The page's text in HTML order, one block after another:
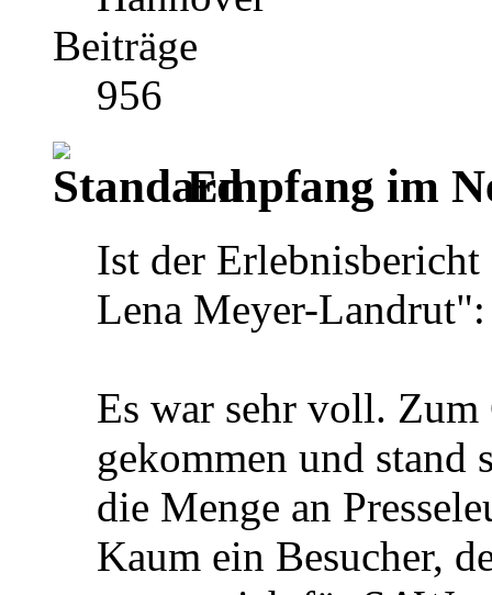
Beiträge
956
Empfang im
Ist der
Lena Meyer-Landrut":
Es war sehr voll.
gekommen und stand
die Menge an
Kaum ein Besucher,